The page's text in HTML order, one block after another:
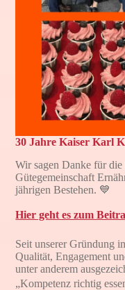
30 Jahre Kaiser Karl
Wir sagen Danke für
Gütegemeinschaft
jährigen Bestehen. 💙
Hier geht es zum
Seit unserer Gründung
Qualität, Engagement
unter anderem
„Kompetenz richtig